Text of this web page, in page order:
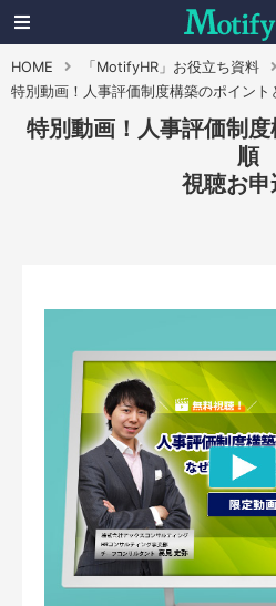
HOME
「MotifyHR」お役立ち資料
特別動画！人事評価制度構築のポイン
特別動画！人事評価制
順
視聴お申